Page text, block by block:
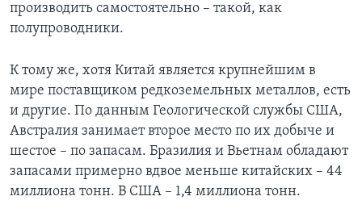
производить самостоятельно – такой, как
полупроводники.
К тому же, хотя Китай является крупнейшим в
мире поставщиком редкоземельных металлов, есть
и другие. По данным Геологической службы США,
Австралия занимает второе место по их добыче и
шестое – по запасам. Бразилия и Вьетнам обладают
запасами примерно вдвое меньше китайских – 44
миллиона тонн. В США – 1,4 миллиона тонн.